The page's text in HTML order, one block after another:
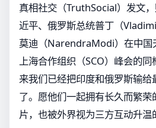
真相社交（TruthSocial）发文
近平、俄罗斯总统普丁（
莫迪（NarendraModi）在中国
上海合作组织（SCO）峰会的
来我们已经把印度和俄罗斯输给
了。愿他们一起拥有长久而繁
片，也被外界视为三方互动升温